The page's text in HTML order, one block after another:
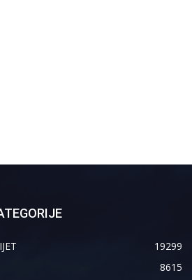
19299
8615